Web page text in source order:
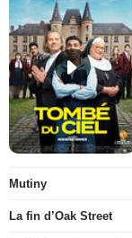
Mutiny
La fin d’Oak Street